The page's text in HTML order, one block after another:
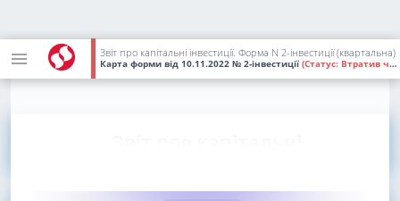
Звіт про капітальні інвестиції. Форма N 2-інвестиції (квартальна)
Карта форми від 10.11.2022 № 2-інвестиції (Статус: Втратив чинність)